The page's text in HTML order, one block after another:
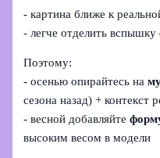
- картина ближе к
- легче отделить
Поэтому:
- осенью опирайтесь на
сезона назад) + контекст
- весной добавляйте
высоким весом в модели